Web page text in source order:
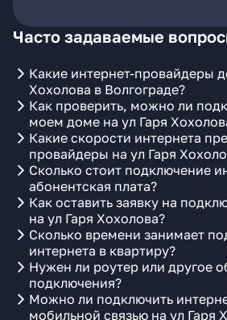
Часто задаваемые
Какие интернет-провайдеры
Хохолова в Волгограде?
Как проверить, можно ли
моем доме на ул Гаря
Какие скорости интернета
провайдеры на ул Гаря
Сколько стоит подключение
абонентская плата?
Как оставить заявку на
на ул Гаря Хохолова?
Сколько времени занимает
интернета в квартиру?
Нужен ли роутер или другое
подключения?
Можно ли подключить
мобильной связью на ул Гаря